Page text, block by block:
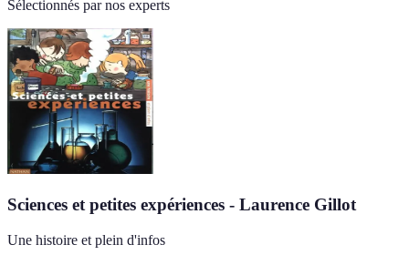
Sélectionnés par nos experts
Sciences et petites expériences - Laurence Gillot
Une histoire et plein d'infos